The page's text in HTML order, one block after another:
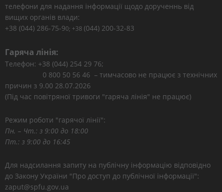
телефони для надання інформації щодо дорученнь від
вищих органів влади:
+38 (044) 286-75-90; +38 (044) 200-32-83
Гаряча лінія:
Телефон: +38 (044) 254 29 76;
0 800 50 56 46 – тимчасово не працює з технічних
причин з 9.00 28.07.2026
(Під час повітряної тривоги "гаряча лінія" не працює)
Режим роботи "гарячої лінії":
Пн. – Чт.: з 9:00 до 18:00
Пт.: з 9:00 до 16:45
Для надсилання запиту на публічну інформацію відповідно
до Закону України "Про доступ до публічної інформації":
zaput@spfu.gov.ua